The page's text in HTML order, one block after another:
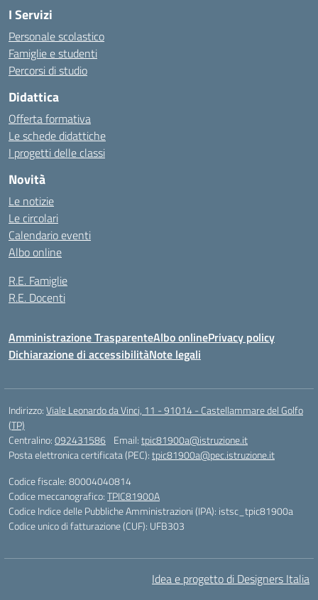
I Servizi
Personale scolastico
Famiglie e studenti
Percorsi di studio
Didattica
Offerta formativa
Le schede didattiche
I progetti delle classi
Novità
Le notizie
Le circolari
Calendario eventi
Albo online
R.E. Famiglie
R.E. Docenti
Amministrazione TrasparenteAlbo onlinePrivacy policy
Dichiarazione di accessibilitàNote legali
Indirizzo:Viale Leonardo da Vinci, 11 - 91014 - Castellammare del Golfo
(TP)
Centralino:092431586 Email:tpic81900a@istruzione.it
Posta elettronica certificata (PEC):tpic81900a@pec.istruzione.it
Codice fiscale: 80004040814
Codice meccanografico:TPIC81900A
Codice Indice delle Pubbliche Amministrazioni (IPA): istsc_tpic81900a
Codice unico di fatturazione (CUF): UFB303
Idea e progetto di Designers Italia